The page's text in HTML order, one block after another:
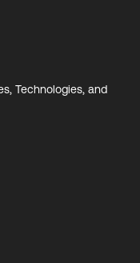
Technologies, and